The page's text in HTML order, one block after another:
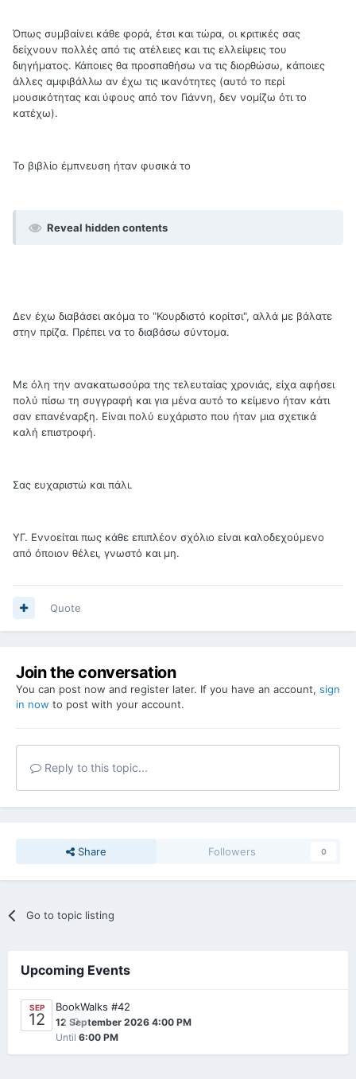
Όπως συμβαίνει κάθε φορά, έτσι και τώρα, οι κριτικές σας
δείχνουν πολλές από τις ατέλειες και τις ελλείψεις του
διηγήματος. Κάποιες θα προσπαθήσω να τις διορθώσω, κάποιες
άλλες αμφιβάλλω αν έχω τις ικανότητες (αυτό το περί
μουσικότητας και ύφους από τον Γιάννη, δεν νομίζω ότι το
κατέχω).
Το βιβλίο έμπνευση ήταν φυσικά το
Reveal hidden contents
Δεν έχω διαβάσει ακόμα το "Κουρδιστό κορίτσι", αλλά με βάλατε
στην πρίζα. Πρέπει να το διαβάσω σύντομα.
Με όλη την ανακατωσούρα της τελευταίας χρονιάς, είχα αφήσει
πολύ πίσω τη συγγραφή και για μένα αυτό το κείμενο ήταν κάτι
σαν επανέναρξη. Είναι πολύ ευχάριστο που ήταν μια σχετικά
καλή επιστροφή.
Σας ευχαριστώ και πάλι.
ΥΓ. Εννοείται πως κάθε επιπλέον σχόλιο είναι καλοδεχούμενο
από όποιον θέλει, γνωστό και μη.
Quote
Join the conversation
You can post now and register later. If you have an account, sign
in now to post with your account.
Reply to this topic...
Share Followers 0
Go to topic listing
Upcoming Events
SEP
12 0
BookWalks #42
12 September 2026 4:00 PM
Until 6:00 PM